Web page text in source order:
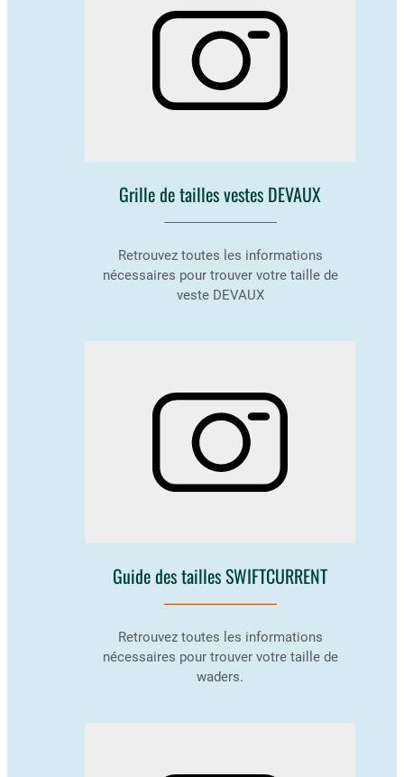
Grille de tailles vestes DEVAUX
Retrouvez toutes les informations
nécessaires pour trouver votre taille de
veste DEVAUX
Guide des tailles SWIFTCURRENT
Retrouvez toutes les informations
nécessaires pour trouver votre taille de
waders.